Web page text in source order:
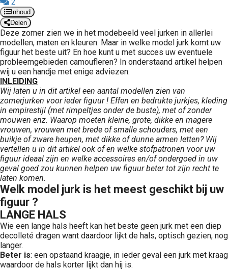
Inhoud
Delen
Deze zomer zien we in het modebeeld veel jurken in allerlei
modellen, maten en kleuren. Maar in welke model jurk komt uw
figuur het beste uit? En hoe kunt u met succes uw eventuele
probleemgebieden camoufleren? In onderstaand artikel helpen
wij u een handje met enige adviezen.
INLEIDING
Wij laten u in dit artikel een aantal modellen zien van
zomerjurken voor ieder figuur ! Effen en bedrukte jurkjes, kleding
in empirestijl (met rimpeltjes onder de buste), met of zonder
mouwen enz. Waarop moeten kleine, grote, dikke en magere
vrouwen, vrouwen met brede of smalle schouders, met een
buikje of zware heupen, met dikke of dunne armen letten? Wij
vertellen u in dit artikel ook of en welke stofpatronen voor uw
figuur ideaal zijn en welke accessoires en/of ondergoed in uw
geval goed zou kunnen helpen uw figuur beter tot zijn recht te
laten komen.
Welk model jurk is het meest geschikt bij uw
figuur ?
LANGE HALS
Wie een lange hals heeft kan het beste geen jurk met een diep
decolleté dragen want daardoor lijkt de hals, optisch gezien, nog
langer.
Beter is: een opstaand kraagje, in ieder geval een jurk met kraag
waardoor de hals korter lijkt dan hij is.